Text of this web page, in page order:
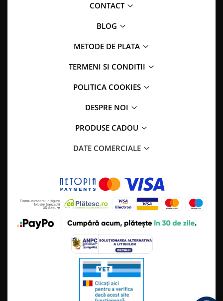
CONTACT
BLOG
METODE DE PLATA
TERMENI SI CONDITII
POLITICA COOKIES
DESPRE NOI
PRODUSE CADOU
DATE COMERCIALE